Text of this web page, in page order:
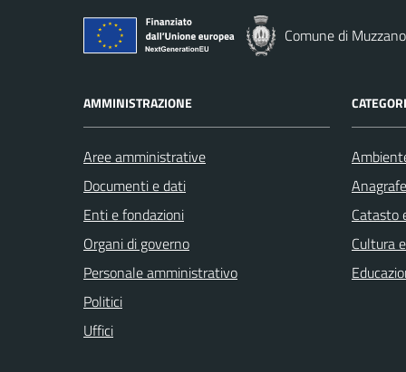
Comune di Muzzano
AMMINISTRAZIONE
Aree amministrative
Documenti e dati
Enti e fondazioni
Organi di governo
Personale amministrativo
Politici
Uffici
Catasto
Cultura